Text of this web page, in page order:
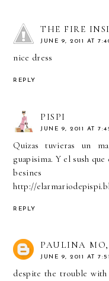
THE FIRE
JUNE 9, 2011 AT
nice dress
REPLY
PISPI
JUNE 9, 2011 AT
Quizas tuvieras un
guapisima. Y el sush
besines
http://
REPLY
PAULINA
JUNE 9, 2011 AT
despite the trouble